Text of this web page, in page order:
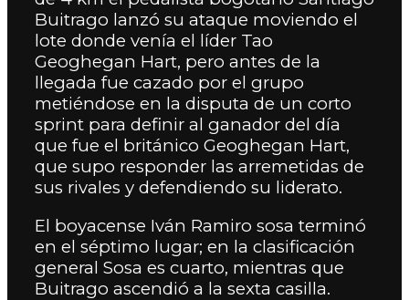
Buitrago lanzó su ataque moviendo el
lote donde venía el líder Tao
Geoghegan Hart, pero antes de la
llegada fue cazado por el grupo
metiéndose en la disputa de un corto
sprint para definir al ganador del día
que fue el británico Geoghegan Hart,
que supo responder las arremetidas de
sus rivales y defendiendo su liderato.
El boyacense Iván Ramiro sosa terminó
en el séptimo lugar; en la clasificación
general Sosa es cuarto, mientras que
Buitrago ascendió a la sexta casilla.